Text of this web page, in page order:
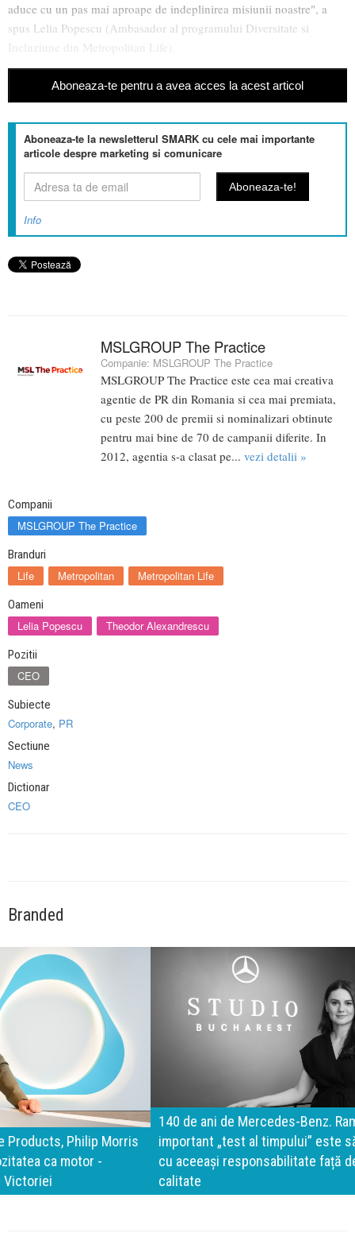
aduce cu un pas mai aproape de indeplinirea misiunii noastre", a
spus Lelia Popescu (Ambasador al programului Diversitate si
Incluziune din Metropolitan Life).
Aboneaza-te pentru a avea acces la acest articol
Aboneaza-te la newsletterul SMARK cu cele mai importante
articole despre marketing si comunicare
Info
MSLGROUP The Practice
Companie: MSLGROUP The Practice
MSLGROUP The Practice este cea mai creativa
agentie de PR din Romania si cea mai premiata,
cu peste 200 de premii si nominalizari obtinute
pentru mai bine de 70 de campanii diferite. In
2012, agentia s-a clasat pe... vezi detalii »
Companii
MSLGROUP The Practice
Branduri
Life Metropolitan Metropolitan Life
Oameni
Lelia Popescu Theodor Alexandrescu
Pozitii
CEO
Subiecte
Corporate, PR
Sectiune
News
Dictionar
CEO
Branded
140 de ani de Mercedes-Benz. Ramona Pîrlog: Cel mai
important „test al timpului” este să inovăm constant, dar
cu aceeași responsabilitate față de oameni, siguranță și
calitate